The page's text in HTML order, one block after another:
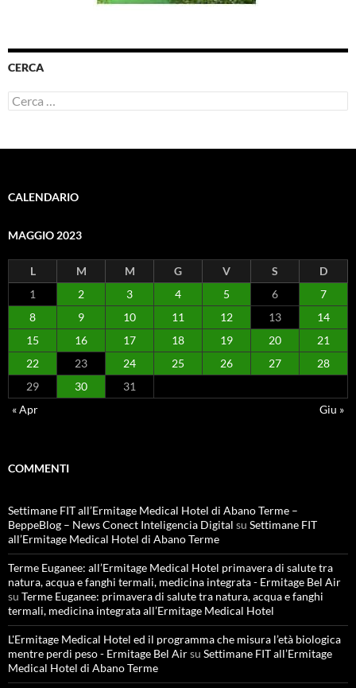
CERCA
Ricerca
per:
CALENDARIO
MAGGIO 2023
L M M G V S
D
1
2 3 4 5 6
7
8
9 10 11 12 13
14
15
16 17 18 19 20
21
22
23 24 25 26 27
28
29
30
31
« Apr
Giu »
COMMENTI
Settimane FIT all’Ermitage Medical Hotel di Abano Terme –
BeppeBlog – News Conect Inteligencia Digital su Settimane FIT
all’Ermitage Medical Hotel di Abano Terme
Terme Euganee: all’Ermitage Medical Hotel primavera di salute tra
natura, acqua e fanghi termali, medicina integrata - Ermitage Bel Air
su Terme Euganee: primavera di salute tra natura, acqua e fanghi
termali, medicina integrata all’Ermitage Medical Hotel
L'Ermitage Medical Hotel ed il programma che misura l’età biologica
mentre perdi peso - Ermitage Bel Airsu Settimane FIT all’Ermitage
Medical Hotel di Abano Terme